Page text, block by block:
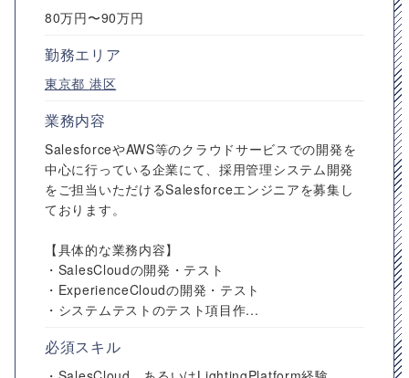
80万円〜90万円
勤務エリア
東京都 港区
業務内容
SalesforceやAWS等のクラウドサービスでの開発を
中心に行っている企業にて、採用管理システム開発
をご担当いただけるSalesforceエンジニアを募集し
ております。
【具体的な業務内容】
・SalesCloudの開発・テスト
・ExperienceCloudの開発・テスト
・システムテストのテスト項目作...
必須スキル